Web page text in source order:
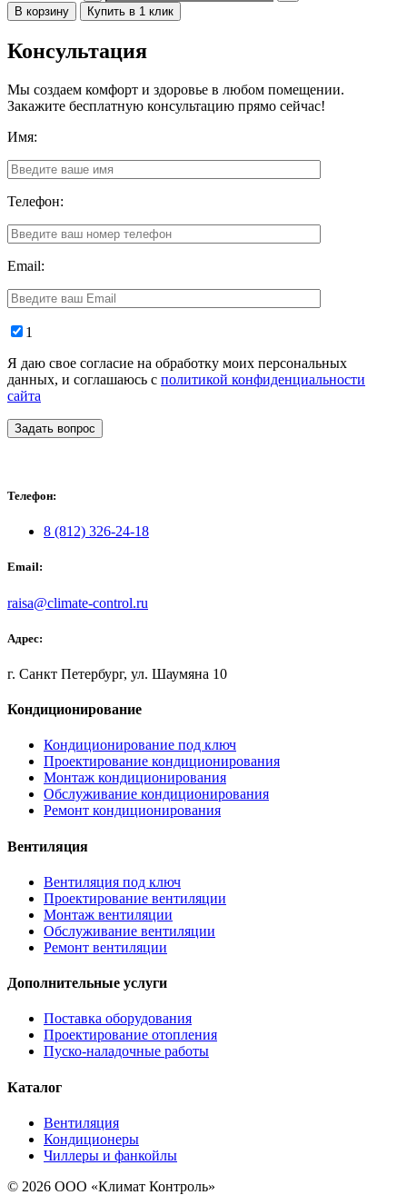
В корзину Купить в 1 клик
Консультация
Мы создаем комфорт и здоровье в любом помещении.
Закажите бесплатную консультацию прямо сейчас!
Имя:
Телефон:
Email:
1
Я даю свое согласие на обработку моих персональных
данных, и соглашаюсь с политикой конфиденциальности
сайта
Задать вопрос
Телефон:
8 (812) 326-24-18
Email:
raisa@climate-control.ru
Адрес:
г. Санкт Петербург, ул. Шаумяна 10
Кондиционирование
Кондиционирование под ключ
Проектирование кондиционирования
Монтаж кондиционирования
Обслуживание кондиционирования
Ремонт кондиционирования
Вентиляция
Вентиляция под ключ
Проектирование вентиляции
Монтаж вентиляции
Обслуживание вентиляции
Ремонт вентиляции
Дополнительные услуги
Поставка оборудования
Проектирование отопления
Пуско-наладочные работы
Каталог
Вентиляция
Кондиционеры
Чиллеры и фанкойлы
© 2026 ООО «Климат Контроль»